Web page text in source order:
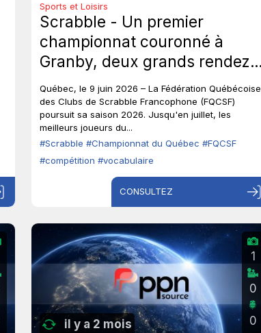
Sports et Loisirs
Scrabble - Un premier
championnat couronné à
Granby, deux grands rendez-
vous à venir au Québec.
Québec, le 9 juin 2026 – La Fédération Québécoise
des Clubs de Scrabble Francophone (FQCSF)
poursuit sa saison 2026. Jusqu'en juillet, les
meilleurs joueurs du...
#Scrabble #Championnat du Québec #FQCSF
#compétition #vocabulaire
CONSULTEZ
il y a 2 mois
1
0
0